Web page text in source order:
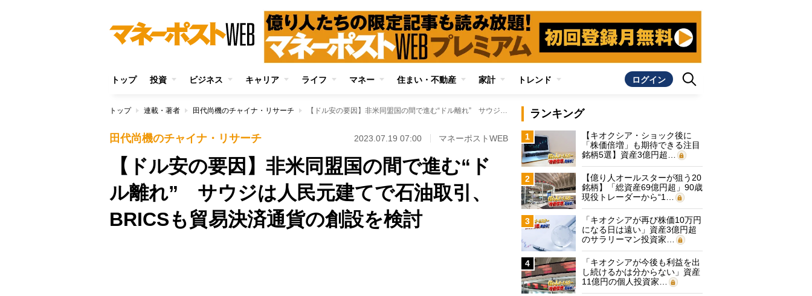
トップ 投資 ビジネス キャリア ライフ マネー 住まい・不動産 家計 トレンド ログイン
トップ 連載・著者 田代尚機のチャイナ・リサーチ 【ドル安の要因】非米同盟国の間で進む“ドル離れ” サウジは人民元建てで石油取引、BRICSも貿易決済通貨の創設を検討
田代尚機のチャイナ・リサーチ 2023.07.19 07:00 マネーポストWEB
【ドル安の要因】非米同盟国の間で進む“ド
ル離れ” サウジは人民元建てで石油取引、
BRICSも貿易決済通貨の創設を検討
ランキング
1
【キオクシア・ショック後に
「株価倍増」も期待できる注目
銘柄5選】資産3億円超…
2
【億り人オールスターが狙う20
銘柄】「総資産69億円超」90歳
現役トレーダーから“1…
3
「キオクシアが再び株価10万円
になる日は遠い」資産3億円超
のサラリーマン投資家…
4
「キオクシアが今後も利益を出
し続けるかは分からない」資産
11億円の個人投資家…